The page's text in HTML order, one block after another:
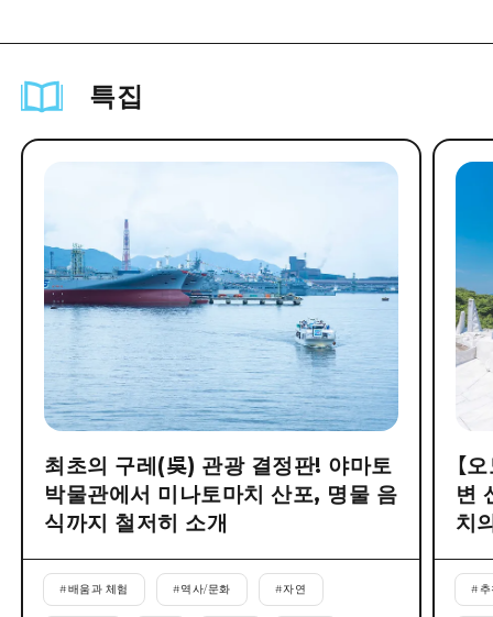
특집
최초의 구레(吳) 관광 결정판! 야마토
박물관에서 미나토마치 산포, 명물 음
식까지 철저히 소개
#배움과 체험 #역사/문화 #자연
【
변
치
#